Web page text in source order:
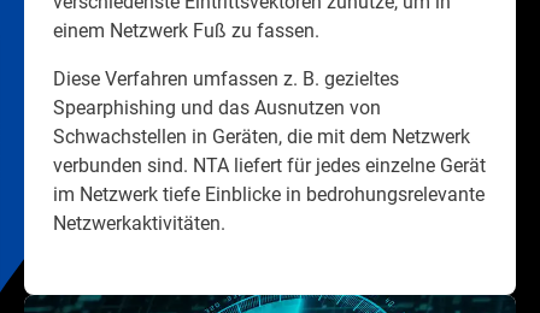
einem Netzwerk Fuß zu fassen.
Diese Verfahren umfassen z. B. gezieltes
Spearphishing und das Ausnutzen von
Schwachstellen in Geräten, die mit dem Netzwerk
verbunden sind. NTA liefert für jedes einzelne Gerät
im Netzwerk tiefe Einblicke in bedrohungsrelevante
Netzwerkaktivitäten.